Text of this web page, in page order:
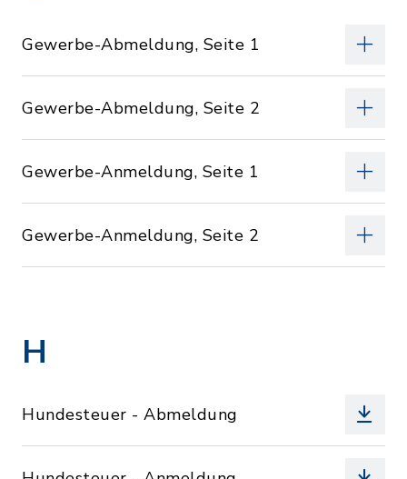
Gewerbe-Abmeldung, Seite 1
Gewerbe-Abmeldung, Seite 2
Gewerbe-Anmeldung, Seite 1
Gewerbe-Anmeldung, Seite 2
H
Hundesteuer - Abmeldung